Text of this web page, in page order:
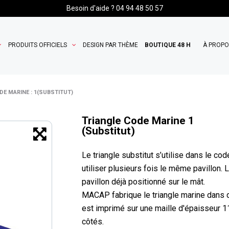
Besoin d'aide ? 04 94 48 50 57
PRODUITS OFFICIELS DESIGN PAR THÈME BOUTIQUE 48 H À
MARINE : 1(SUBSTITUT)
Triangle Code Marine 1
(Substitut)
Le triangle substitut s’utilise dans le
utiliser plusieurs fois le même pavillon.
pavillon déjà positionné sur le mât.
MACAP fabrique le triangle marine
est imprimé sur une maille d'épaisseur
côtés.